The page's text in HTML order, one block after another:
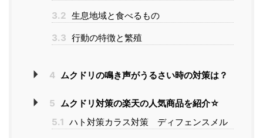
3.2 生息地域と食べるもの
3.3 行動の特徴と繁殖
4 ムクドリの鳴き声がうるさい時の対策は？
5 ムクドリ対策の楽天の人気商品を紹介☆
5.1 ハト対策カラス対策 ディフェンスメル